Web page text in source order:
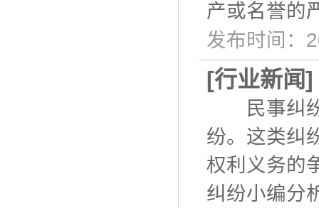
产或名誉的
发布时间：
[行业新闻]
民事纠纷
纷。这类纠
权利义务的
纠纷小编